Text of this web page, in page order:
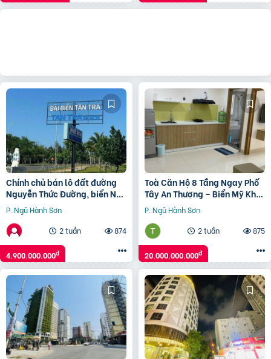
Chính chủ bán lô đất đường
Nguyễn Thức Đường, biển Non
Nước,
P. Ngũ Hành Sơn
2 tuần
874
4.900.000.000đ
Toà Căn Hộ 8 Tầng Ngay Phố
Tây An Thượng – Biển Mỹ Khê
-Thu Nhập 840 Triệu/Năm –
Chỉ 20 Tỷ
P. Ngũ Hành Sơn
2 tuần
875
20.000.000.000đ